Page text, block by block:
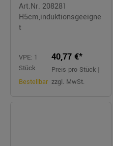
Art.Nr. 208281
H5cm,induktionsgeeigne
t
VPE: 1
Stück
Bestellbar
40,77 €*
Preis pro Stück |
zzgl. MwSt.